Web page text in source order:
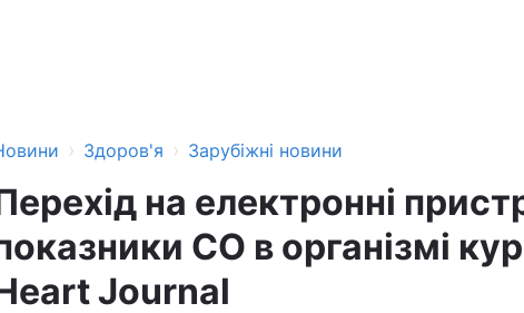
› Здоров'я › Зарубіжні новини
на електронні
CO в організмі
Journal